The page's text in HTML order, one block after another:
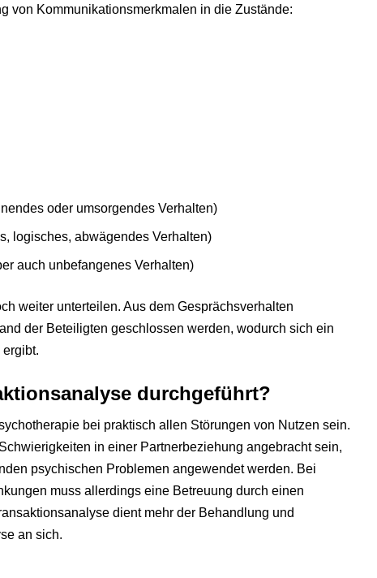
von Kommunikationsmerkmalen in die Zustände:
oder umsorgendes Verhalten)
logisches, abwägendes Verhalten)
auch unbefangenes Verhalten)
weiter unterteilen. Aus dem Gesprächsverhalten
der Beteiligten geschlossen werden, wodurch sich ein
durchgeführt?
bei praktisch allen Störungen von Nutzen sein.
in einer Partnerbeziehung angebracht sein,
psychischen Problemen angewendet werden. Bei
muss allerdings eine Betreuung durch einen
dient mehr der Behandlung und
an sich.